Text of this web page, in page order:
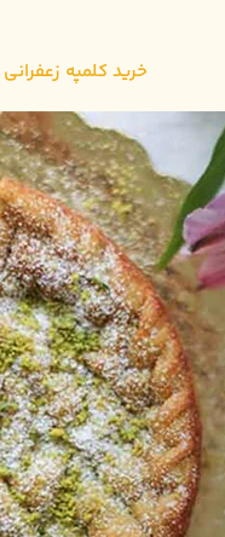
خرید کلمپه زعفرانی